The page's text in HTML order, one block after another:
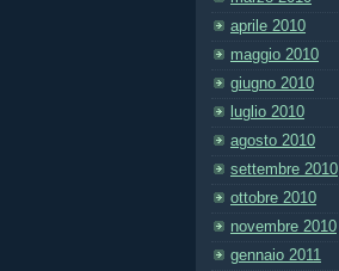
aprile 2010
maggio 2010
giugno 2010
luglio 2010
agosto 2010
settembre 2010
ottobre 2010
novembre 2010
gennaio 2011